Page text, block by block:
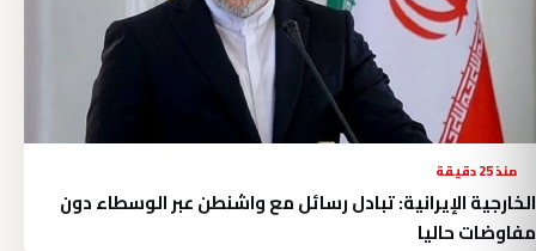
منذ 25 دقيقة
الخارجية الإيرانية: تبادل رسائل مع واشنطن عبر الوسطاء دون
مفاوضات حاليا